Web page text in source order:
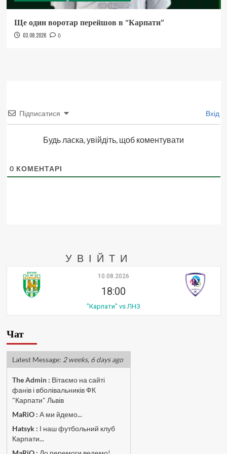
Ще один воротар перейшов в “Карпати”
03.08.2026 0
Підписатися Вхід
Будь ласка, увійдіть, щоб коментувати
0 КОМЕНТАРІ
УВІЙТИ
10.08.2026
18:00
"Карпати" vs ЛНЗ
Чат
Latest Message: 2 weeks, 6 days ago
The Admin: Вітаємо на сайті
фанів і вболівальників ФК
"Карпати" Львів
MaRiO : А ми йдемо...
Hatsyk : І наш футбольний клуб
Карпати...